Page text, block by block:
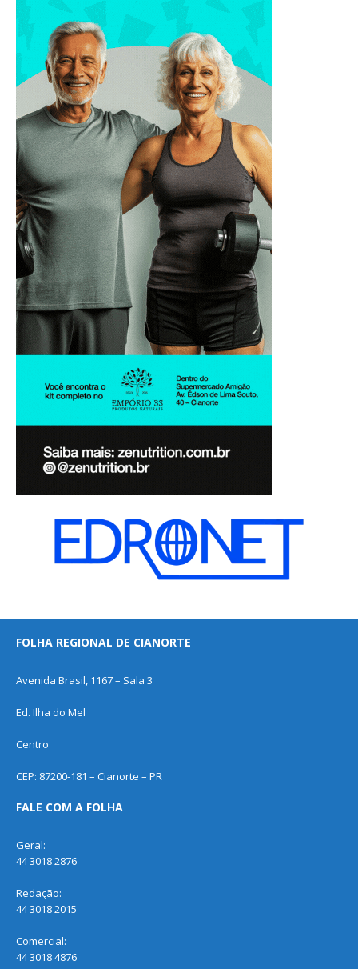
FOLHA REGIONAL DE CIANORTE
Avenida Brasil, 1167 – Sala 3
Ed. Ilha do Mel
Centro
CEP: 87200-181 – Cianorte – PR
FALE COM A FOLHA
Geral:
44 3018 2876
Redação:
44 3018 2015
Comercial:
44 3018 4876